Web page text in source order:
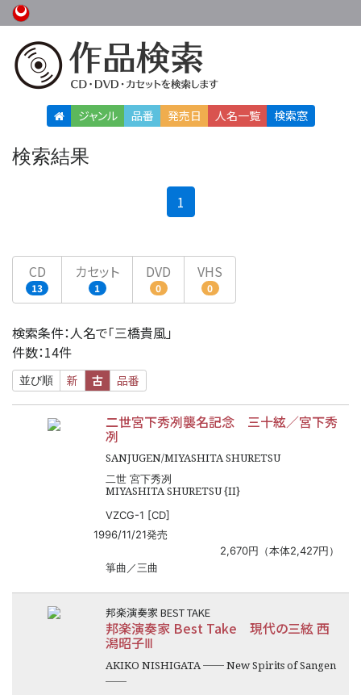
ジャンル 品番 発売日 人名一覧 検索窓
検索結果
1
CD
13
カセット
1
DVD
0
VHS
0
検索条件：人名で「三橋貴風」
件数：14件
並び順 新 古 品番
二世宮下秀冽襲名記念 三十絃／宮下秀
冽
SANJUGEN/MIYASHITA SHURETSU
二世 宮下秀冽
MIYASHITA SHURETSU {II}
VZCG-1 [CD]
1996/11/21発売
2,670円（本体2,427円）
箏曲／三曲
邦楽演奏家 BEST TAKE
邦楽演奏家 Best Take 現代の三絃 西
潟昭子Ⅲ
AKIKO NISHIGATA── New Spirits of Sangen
──